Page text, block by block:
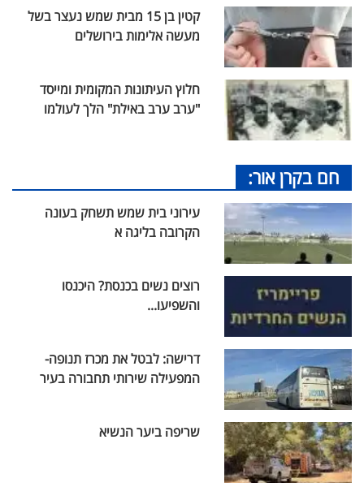
קטין בן 15 מבית שמש נעצר בשל
מעשה אלימות בירושלים
חלוץ העיתונות המקומית ומייסד
"ערב ערב באילת" הלך לעולמו
חם בקרן אור:
עירוני בית שמש תשחק בעונה
הקרובה בליגה א
רוצים נשים בכנסת? היכנסו
והשפיעו...
דרישה: לבטל את מכרז תנופה-
המפעילה שירותי תחבורה בעיר
שריפה ביער הנשיא